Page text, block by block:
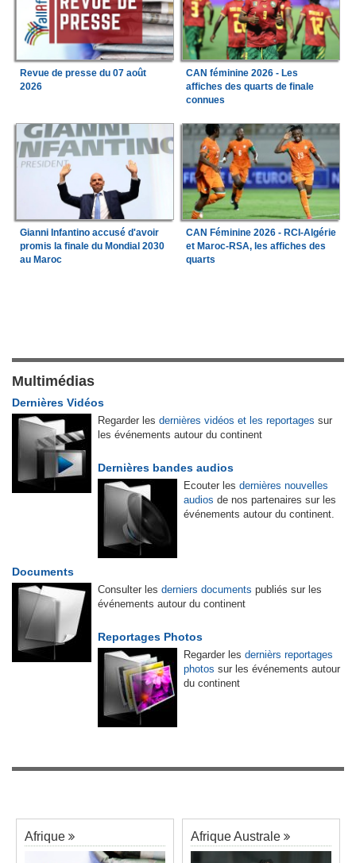
Revue de presse du 07 août
2026
CAN féminine 2026 - Les
affiches des quarts de finale
connues
Gianni Infantino accusé d'avoir
promis la finale du Mondial 2030
au Maroc
CAN Féminine 2026 - RCI-Algérie
et Maroc-RSA, les affiches des
quarts
Multimédias
Dernières Vidéos
Regarder les dernières vidéos et les reportages sur
les événements autour du continent
Dernières bandes audios
Ecouter les dernières nouvelles
audios de nos partenaires sur les
événements autour du continent.
Documents
Consulter les derniers documents publiés sur les
événements autour du continent
Reportages Photos
Regarder les dernièrs reportages
photos sur les événements autour
du continent
Afrique Afrique Australe